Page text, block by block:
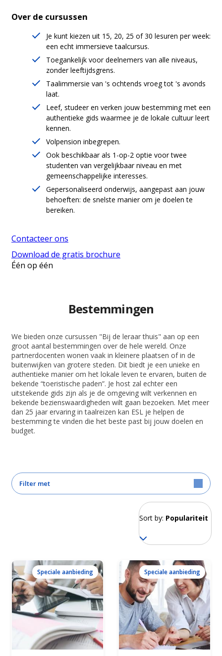
Over de cursussen
Je kunt kiezen uit 15, 20, 25 of 30 lesuren per week:
een echt immersieve taalcursus.
Toegankelijk voor deelnemers van alle niveaus,
zonder leeftijdsgrens.
Taalimmersie van 's ochtends vroeg tot 's avonds
laat.
Leef, studeer en verken jouw bestemming met een
authentieke gids waarmee je de lokale cultuur leert
kennen.
Volpension inbegrepen.
Ook beschikbaar als 1-op-2 optie voor twee
studenten van vergelijkbaar niveau en met
gemeenschappelijke interesses.
Gepersonaliseerd onderwijs, aangepast aan jouw
behoeften: de snelste manier om je doelen te
bereiken.
Contacteer ons
Download de gratis brochure
Één op één
Bestemmingen
We bieden onze cursussen "Bij de leraar thuis" aan op een
groot aantal bestemmingen over de hele wereld. Onze
partnerdocenten wonen vaak in kleinere plaatsen of in de
buitenwijken van grotere steden. Dit biedt je een unieke en
authentieke manier om het lokale leven te ervaren, buiten de
bekende “toeristische paden”. Je host zal echter een
uitstekende gids zijn als je de omgeving wilt verkennen en
bekende bezienswaardigheden wilt gaan bezoeken. Met meer
dan 25 jaar ervaring in taalreizen kan ESL je helpen de
bestemming te vinden die het beste past bij jouw doelen en
budget.
Filter met
Sort by: Populariteit
Speciale aanbieding Speciale aanbieding